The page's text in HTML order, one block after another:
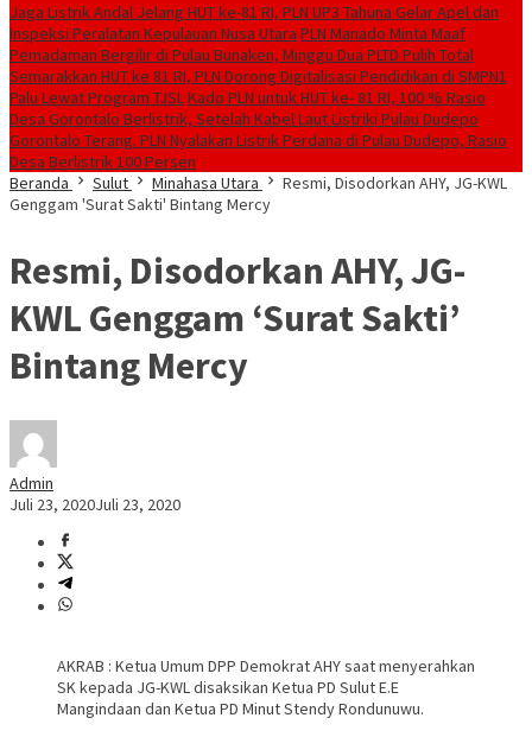
Jaga Listrik Andal Jelang HUT ke-81 RI, PLN UP3 Tahuna Gelar Apel dan
Inspeksi Peralatan Kepulauan Nusa Utara PLN Manado Minta Maaf
Pemadaman Bergilir di Pulau Bunaken, Minggu Dua PLTD Pulih Total
Semarakkan HUT ke 81 RI, PLN Dorong Digitalisasi Pendidikan di SMPN1
Palu Lewat Program TJSLKado PLN untuk HUT ke- 81 RI, 100 % Rasio
Desa Gorontalo Berlistrik, Setelah Kabel Laut Listriki Pulau Dudepo
Gorontalo Terang. PLN Nyalakan Listrik Perdana di Pulau Dudepo, Rasio
Desa Berlistrik 100 Persen
Beranda
Sulut Minahasa Utara
Resmi, Disodorkan AHY, JG-KWL
Genggam 'Surat Sakti' Bintang Mercy
Resmi, Disodorkan AHY, JG-
KWL Genggam ‘Surat Sakti’
Bintang Mercy
Admin
Juli 23, 2020Juli 23, 2020
AKRAB : Ketua Umum DPP Demokrat AHY saat menyerahkan
SK kepada JG-KWL disaksikan Ketua PD Sulut E.E
Mangindaan dan Ketua PD Minut Stendy Rondunuwu.